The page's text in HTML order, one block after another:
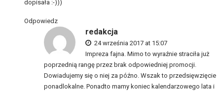
dopisała :-)))
Odpowiedz
redakcja
24 września 2017 at 15:07
Impreza fajna. Mimo to wyraźnie straciła już
poprzednią rangę przez brak odpowiedniej promocji.
Dowiadujemy się o niej za późno. Wszak to przedsięwzięcie
ponadlokalne. Ponadto mamy koniec kalendarzowego lata i